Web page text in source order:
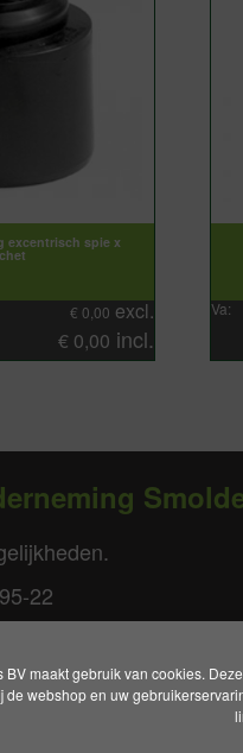
maakt gebruik van cookies.
webshop en uw
excentrisch spie x
€ 0,00 excl.
€ 0,00 incl.
Va:
22
|